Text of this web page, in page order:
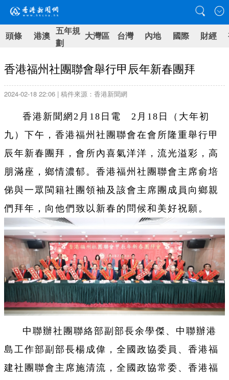
頭條 港澳 五年規
劃
大灣區 台灣 內地 國際 財經
香港福州社團聯會舉行甲辰年新春團拜
2024-02-18 22:06 | 稿件來源：香港新聞網
香港新聞網2月18日電 2月18日（大年初
九）下午，香港福州社團聯會在會所隆重舉行甲
辰年新春團拜，會所內喜氣洋洋，流光溢彩，高
朋滿座，鄉情濃郁。香港福州社團聯會主席俞培
俤與一眾閩籍社團領袖及該會主席團成員向鄉親
們拜年，向他們致以新春的問候和美好祝願。
中聯辦社團聯絡部副部長余學傑、中聯辦港
島工作部副部長楊成偉，全國政協委員、香港福
建社團聯會主席施清流，全國政協常委、香港福